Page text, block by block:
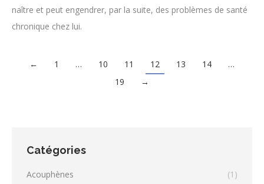
naître et peut engendrer, par la suite, des problèmes de santé
chronique chez lui.
← 1 … 10 11 12 13 14
…
19
→
Catégories
Acouphènes
(1)